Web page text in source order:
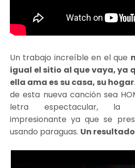
Un trabajo increíble en el que
igual el sitio al que vaya, ya
ella ama es su casa, su hogar
de esta nueva canción sea
letra espectacular, la
impresionante ya que se
usando paraguas. Un